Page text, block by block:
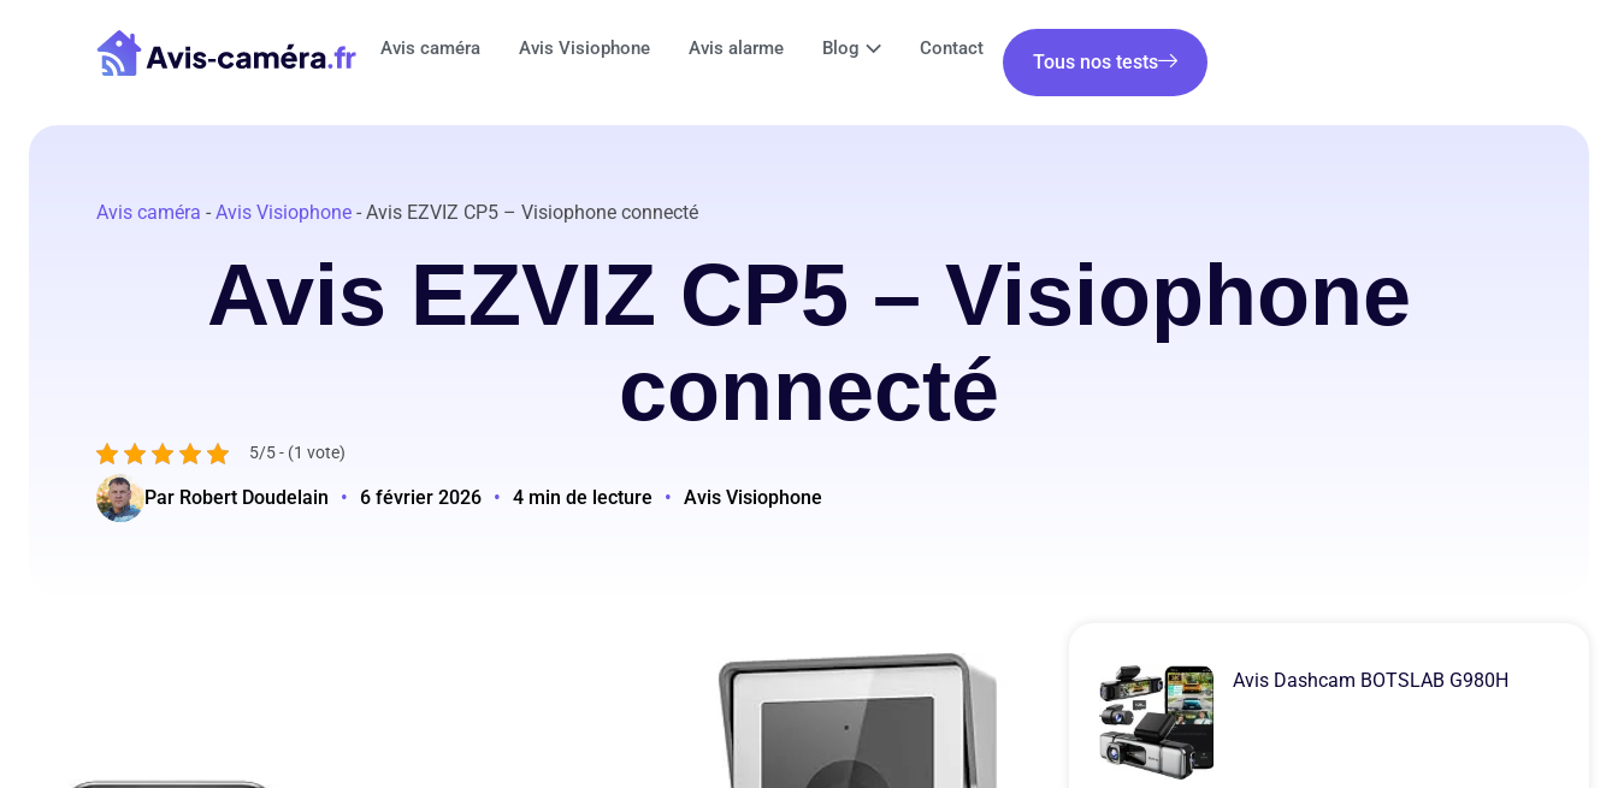
Avis caméra Avis Visiophone Avis alarme Blog Contact
Tous nos tests
Avis caméra - Avis Visiophone - Avis EZVIZ CP5 – Visiophone connecté
Avis EZVIZ CP5 – Visiophone
connecté
5/5 - (1 vote)
Par Robert Doudelain • 6 février 2026 • 4 min de lecture • Avis Visiophone
Avis Dashcam BOTSLAB G980H